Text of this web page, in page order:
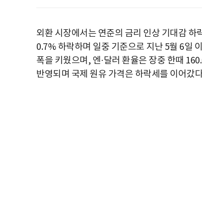
외환 시장에서는 연준의 금리 인상 기대감 하
0.7% 하락하며 일중 기준으로 지난 5월 6일
폭을 키웠으며, 엔·달러 환율은 장중 한때
반영되며 국제 원유 가격은 하락세를 이어갔